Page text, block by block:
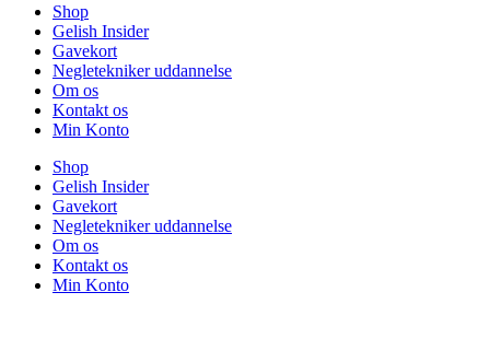
Shop
Gelish Insider
Gavekort
Negletekniker uddannelse
Om os
Kontakt os
Min Konto
Shop
Gelish Insider
Gavekort
Negletekniker uddannelse
Om os
Kontakt os
Min Konto